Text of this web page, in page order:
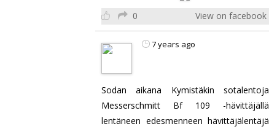
0 View on facebook
7 years ago
Sodan aikana Kymistäkin sotalentoja
Messerschmitt Bf 109 -hävittäjällä
lentäneen edesmenneen hävittäjälentäjä